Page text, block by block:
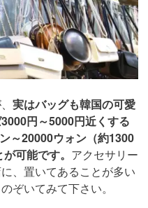
実はバッグも韓国の可愛
円～5000円近くする
～20000ウォン（約1300
可能です。 アクセサリー
、置いてあることが多い
ぞいてみて下さい。